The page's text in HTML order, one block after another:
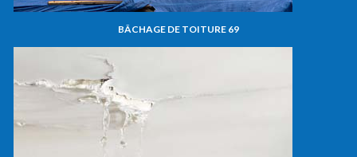
BÂCHAGE DE TOITURE 69